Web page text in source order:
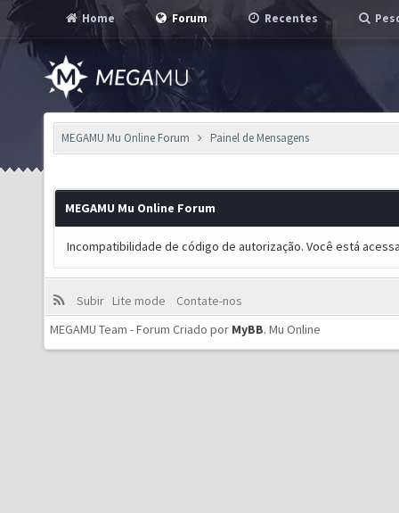
Home Forum Recentes
MEGAMU Mu Online Forum Painel de Mensagens
MEGAMU Mu Online Forum
Incompatibilidade de código de autorização. Você está
Subir Lite mode
Contate-nos
MEGAMU Team - Forum Criado por MyBB. Mu Online